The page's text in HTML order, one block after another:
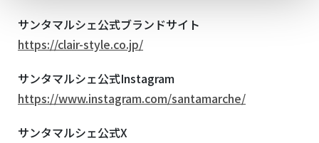
サンタマルシェ公式ブランドサイト
https://clair-style.co.jp/
サンタマルシェ公式Instagram
https://www.instagram.com/santamarche/
サンタマルシェ公式X